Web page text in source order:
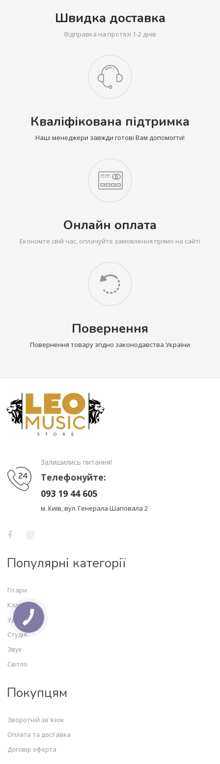
Швидка доставка
Відправка на протязі 1-2 днів
Кваліфікована підтримка
Наші менеджери завжди готові Вам допомогти!
Онлайн оплата
Економте свій час, оплачуйте замовлення прямо на сайті
Повернення
Повернення товару згідно законодавства України
Залишились питання!
Телефонуйте:
093 19 44 605
м. Київ, вул. Генерала Шаповала 2
Популярні категорії
Гітари
Клавішні
Ударні
Студія
Звук
Світло
Покупцям
Зворотній зв'язок
Оплата та доставка
Договір оферта